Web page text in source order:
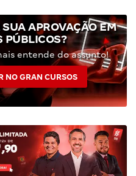
APROVAÇÃO EM
PÚBLICOS?
entende do assunto!
NO GRAN CURSOS